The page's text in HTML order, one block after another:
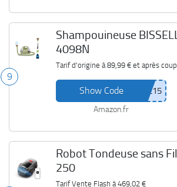
9
Shampouineuse
4098N
Tarif d'origine à 89,99 €et après
Show Code
Amazon.fr
Robot Tondeuse sans
250
Tarif Vente Flash à 469,02 €